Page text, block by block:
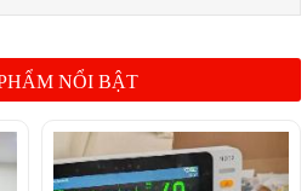
NỔI BẬT